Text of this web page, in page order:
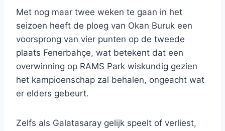
Met nog maar twee weken te gaan in het
seizoen heeft de ploeg van Okan Buruk een
voorsprong van vier punten op de tweede
plaats Fenerbahçe, wat betekent dat een
overwinning op RAMS Park wiskundig gezien
het kampioenschap zal behalen, ongeacht wat
er elders gebeurt.
Zelfs als Galatasaray gelijk speelt of verliest,